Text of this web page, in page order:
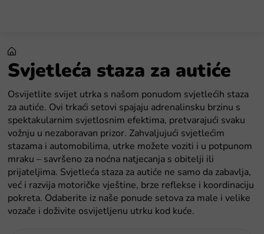
Svjetleća staza za autiće
Osvijetlite svijet utrka s našom ponudom svjetlećih staza
za autiće. Ovi trkaći setovi spajaju adrenalinsku brzinu s
spektakularnim svjetlosnim efektima, pretvarajući svaku
vožnju u nezaboravan prizor. Zahvaljujući svjetlećim
stazama i automobilima, utrke možete voziti i u potpunom
mraku – savršeno za noćna natjecanja s obitelji ili
prijateljima. Svjetleća staza za autiće ne samo da zabavlja,
već i razvija motoričke vještine, brze reflekse i koordinaciju
pokreta. Odaberite iz naše ponude setova za male i velike
vozače i doživite osvijetljenu utrku kod kuće.